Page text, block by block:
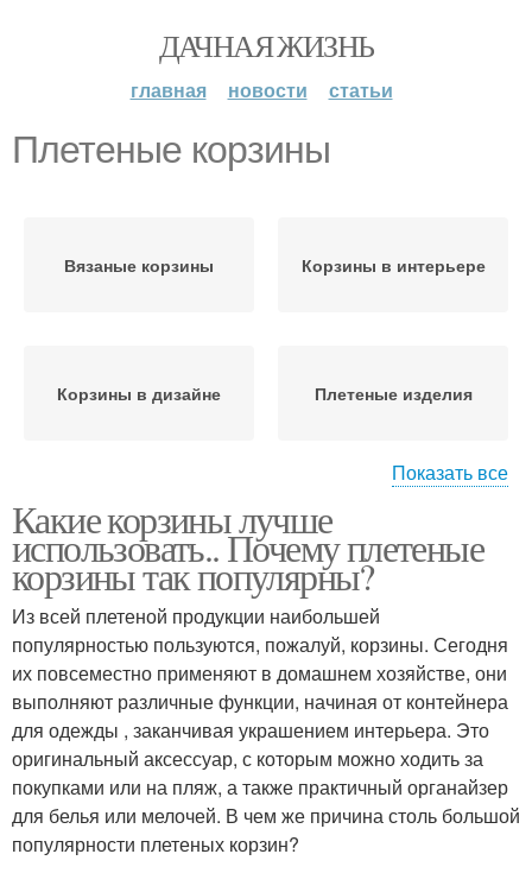
ДАЧНАЯ ЖИЗНЬ
главная новости статьи
Плетеные корзины
Вязаные корзины Корзины в интерьере
Корзины в дизайне Плетеные изделия
комнате
Корзины в прихожей
Корзины в интерьер Корзины в спальне
Плетеные корзинки
Показать все
Какие корзины лучше
использовать.. Почему плетеные
корзины так популярны?
Из всей плетеной продукции наибольшей
популярностью пользуются, пожалуй, корзины. Сегодня
их повсеместно применяют в домашнем хозяйстве, они
выполняют различные функции, начиная от контейнера
для одежды , заканчивая украшением интерьера. Это
оригинальный аксессуар, с которым можно ходить за
покупками или на пляж, а также практичный органайзер
для белья или мелочей. В чем же причина столь большой
популярности плетеных корзин?